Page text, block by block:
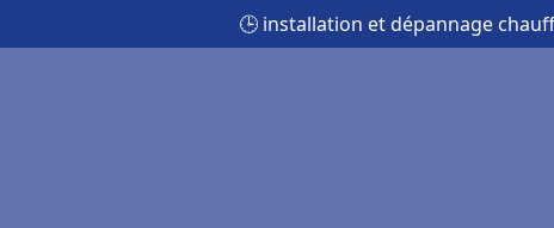
🕒 installation et dépannage